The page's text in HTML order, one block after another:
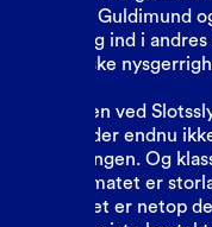
Dickow, Guldimund
kaster sig ind i
musikalske
På scenen ved
numre, der endnu
fællessangen. Og
det. Formatet er
tiden. Det er netop